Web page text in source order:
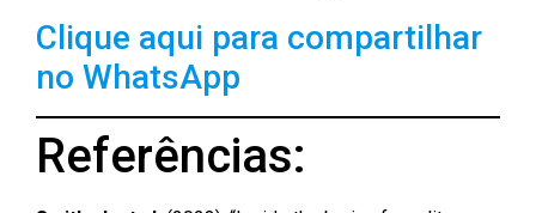
Clique aqui para compartilhar
no WhatsApp
Referências: